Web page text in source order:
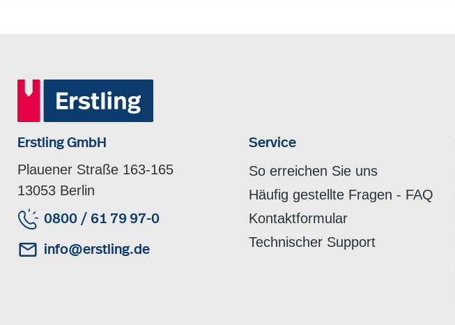
Erstling GmbH
Plauener Straße 163-165
13053 Berlin
0800 / 61 79 97-0
info@erstling.de
Service
So erreichen Sie uns
Häufig gestellte Fragen - FAQ
Kontaktformular
Technischer Support